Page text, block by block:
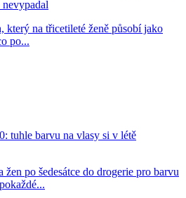
nevypadal
který na třicetileté ženě působí jako
po...
tuhle barvu na vlasy si v létě
po šedesátce do drogerie pro barvu